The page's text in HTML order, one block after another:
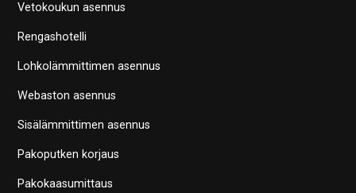
Vetokoukun asennus
Rengashotelli
Lohkolämmittimen asennus
Webaston asennus
Sisälämmittimen asennus
Pakoputken korjaus
Pakokaasumittaus